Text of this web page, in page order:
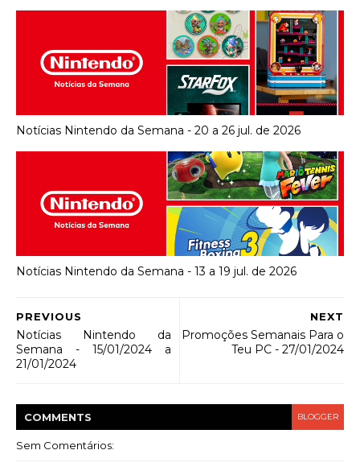
Notícias Nintendo da Semana - 20 a 26 jul. de 2026
Notícias Nintendo da Semana - 13 a 19 jul. de 2026
NEXT
Promoções Semanais Para o
Teu PC - 27/01/2024
PREVIOUS
Notícias Nintendo da
Semana - 15/01/2024 a
21/01/2024
COMMENTS BLOGGER
Sem Comentários: